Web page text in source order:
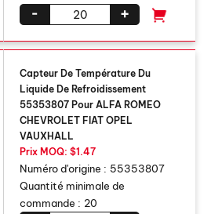
+
-
Capteur De Température Du
Liquide De Refroidissement
55353807 Pour ALFA ROMEO
CHEVROLET FIAT OPEL
VAUXHALL
Prix ​​MOQ: $1.47
Numéro d'origine : 55353807
Quantité minimale de
commande : 20